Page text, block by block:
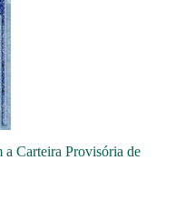
a Carteira Provisória de